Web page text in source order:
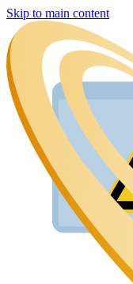
Skip to main content